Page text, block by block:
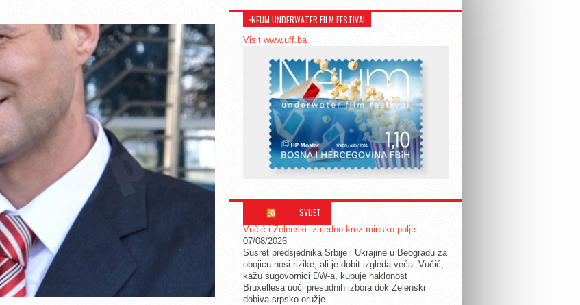
>NEUM UNDERWATER FILM FESTIVAL
Visit www.uff.ba
SVIJET
Vučić i Zelenski: zajedno kroz minsko polje
07/08/2026
Susret predsjednika Srbije i Ukrajine u Beogradu za
obojicu nosi rizike, ali je dobit izgleda veća. Vučić,
kažu sugovornici DW-a, kupuje naklonost
Bruxellesa uoči presudnih izbora dok Zelenski
dobiva srpsko oružje.